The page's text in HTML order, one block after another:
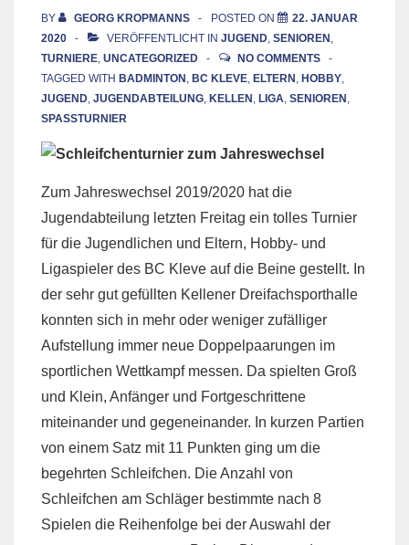
BY GEORG KROPMANNS POSTED ON
22. JANUAR
2020
VERÖFFENTLICHT IN JUGEND, SENIOREN,
TURNIERE, UNCATEGORIZED
NO COMMENTS
TAGGED WITH BADMINTON, BC KLEVE, ELTERN, HOBBY,
JUGEND, JUGENDABTEILUNG, KELLEN, LIGA, SENIOREN,
SPASSTURNIER
Zum Jahreswechsel 2019/2020 hat die
Jugendabteilung letzten Freitag ein tolles Turnier
für die Jugendlichen und Eltern, Hobby- und
Ligaspieler des BC Kleve auf die Beine gestellt. In
der sehr gut gefüllten Kellener Dreifachsporthalle
konnten sich in mehr oder weniger zufälliger
Aufstellung immer neue Doppelpaarungen im
sportlichen Wettkampf messen. Da spielten Groß
und Klein, Anfänger und Fortgeschrittene
miteinander und gegeneinander. In kurzen Partien
von einem Satz mit 11 Punkten ging um die
begehrten Schleifchen. Die Anzahl von
Schleifchen am Schläger bestimmte nach 8
Spielen die Reihenfolge bei der Auswahl der